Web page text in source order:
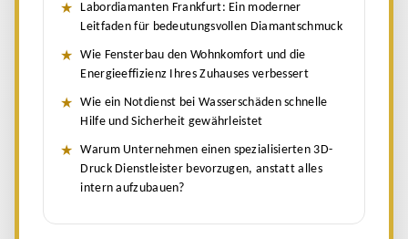
Labordiamanten Frankfurt: Ein moderner
Leitfaden für bedeutungsvollen Diamantschmuck
Wie Fensterbau den Wohnkomfort und die
Energieeffizienz Ihres Zuhauses verbessert
Wie ein Notdienst bei Wasserschäden schnelle
Hilfe und Sicherheit gewährleistet
Warum Unternehmen einen spezialisierten 3D-
Druck Dienstleister bevorzugen, anstatt alles
intern aufzubauen?